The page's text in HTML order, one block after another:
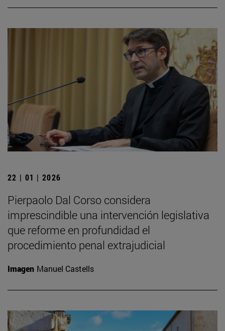
22 | 01 | 2026
Pierpaolo Dal Corso considera
imprescindible una intervención legislativa
que reforme en profundidad el
procedimiento penal extrajudicial
Imagen Manuel Castells